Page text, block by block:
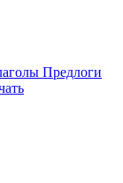
Предлоги